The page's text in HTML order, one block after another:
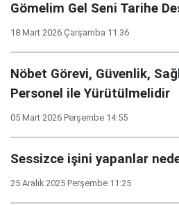
Gömelim Gel Seni Tarihe
18 Mart 2026 Çarşamba 11:36
Nöbet Görevi, Güvenlik,
Personel ile Yürütülmelidir
05 Mart 2026 Perşembe 14:55
Sessizce işini yapanlar
25 Aralık 2025 Perşembe 11:25